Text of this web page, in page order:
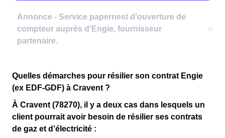
Quelles démarches pour résilier son contrat Engie
(ex EDF-GDF) à Cravent ?
À Cravent (78270), il y a deux cas dans lesquels un
client pourrait avoir besoin de résilier ses contrats
de gaz et d’électricité :